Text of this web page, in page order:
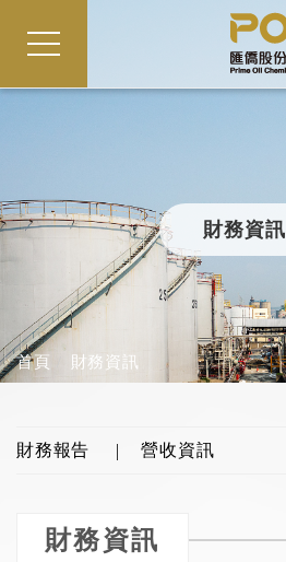
財務資訊
首頁 財務資訊
財務報告 營收資訊
財務資訊